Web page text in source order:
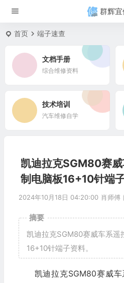
群辉
首页 端子速查
文档手册
综合维修资料
技术培训
汽车维修自学
凯迪拉克SGM80赛
制电脑板16+10针端
2024年10月18日 04:20:00 肖师傅
摘要
凯迪拉克SGM80赛威车系遥
16+10针端子资料。
凯迪拉克SGM80赛威